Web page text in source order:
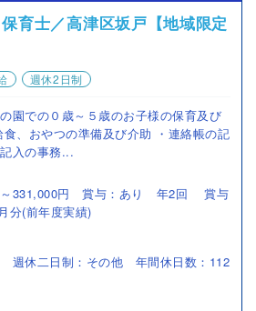
育士／高津区坂戸【地域限定
週休2日制
園での０歳～５歳のお子様の保育及び
、おやつの準備及び介助 ・連絡帳の記
入の事務...
～331,000円 賞与：あり 年2回 賞与
分(前年度実績)
週休二日制：その他 年間休日数：112